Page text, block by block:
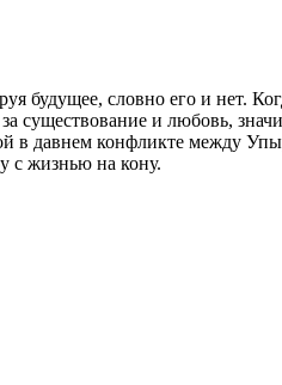
будущее, словно его и нет.
существование и любовь,
в давнем конфликте между
с жизнью на кону.